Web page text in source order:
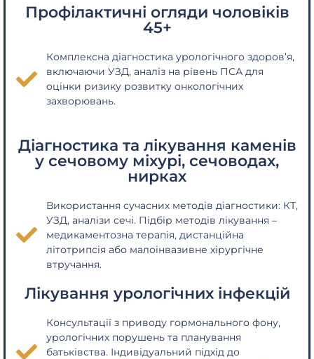
Профілактичні огляди чоловіків
45+
Комплексна діагностика урологічного здоров’я,
включаючи УЗД, аналіз на рівень ПСА для
оцінки ризику розвитку онкологічних
захворювань.
Діагностика та лікування каменів
у сечовому міхурі, сечоводах,
нирках
Використання сучасних методів діагностики: КТ,
УЗД, аналізи сечі. Підбір методів лікування –
медикаментозна терапія, дистанційна
літотрипсія або малоінвазивне хірургічне
втручання.
Лікування урологічних інфекцій
Консультації з приводу гормонального фону,
урологічних порушень та планування
батьківства. Індивідуальний підхід до